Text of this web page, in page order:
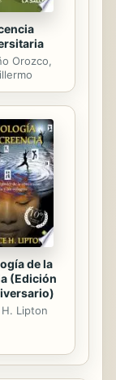
Orozco,
de la
(Edición
Lipton